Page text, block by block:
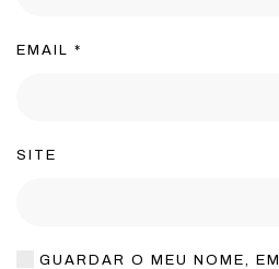
EMAIL *
SITE
GUARDAR O MEU NOME,